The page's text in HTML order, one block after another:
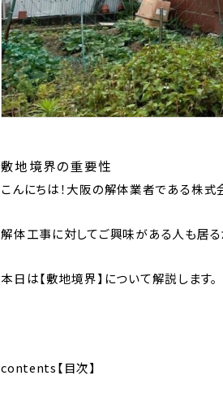
敷地境界の重要性
こんにちは！大阪の解体業者である株式
解体工事に対してご興味がある人も居る
本日は【敷地境界】について解説します。
contents【目次】